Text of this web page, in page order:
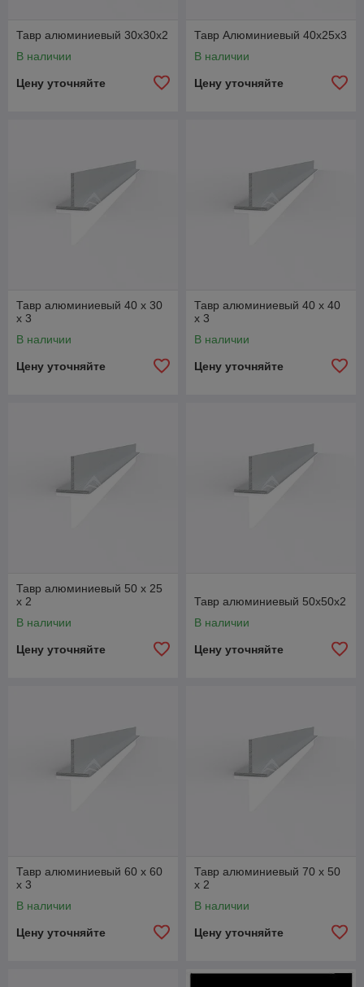
Тавр алюминиевый 30х30х2
В наличии
Цену уточняйте
Тавр Алюминиевый 40х25x3
В наличии
Цену уточняйте
Тавр алюминиевый 40 х 30
x 3
В наличии
Цену уточняйте
Тавр алюминиевый 40 х 40
x 3
В наличии
Цену уточняйте
Тавр алюминиевый 50 х 25
x 2
В наличии
Цену уточняйте
Тавр алюминиевый 50х50x2
В наличии
Цену уточняйте
Тавр алюминиевый 60 х 60
x 3
В наличии
Цену уточняйте
Тавр алюминиевый 70 х 50
x 2
В наличии
Цену уточняйте